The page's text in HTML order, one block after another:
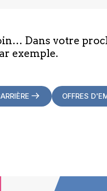
Dans votre
exemple.
OFFRES